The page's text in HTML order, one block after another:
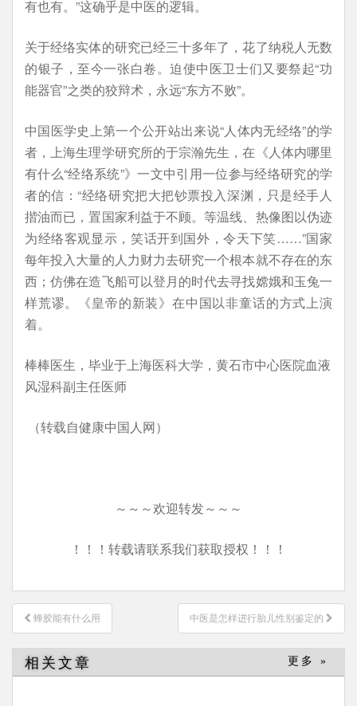
有也有。”这确乎是中医的逻辑。
关于经络实体的研究已经三十多年了，花了纳税人无数
的银子，至今一张白卷。迫使中医卫士们又要祭起“功
能器官”之类的狡辩术，永远“东方不败”。
中国医学史上第一个公开站出来说“人体内无经络”的学
者，上海生理学研究所的于宗瀚先生，在《人体内哪里
有什么“经络系统”》一文中引用一位参与经络研究的学
者的信：“经络研究把大把钞票投入深渊，只是经手人
揩油而已，置国家利益于不顾。等温线、热像图以伪迹
为经络客观显示，笑话开到国外，令天下笑……”国家
每年投入大量的人力财力去研究一个根本就不存在的东
西；仿佛在造飞船可以登月的时代去寻找嫦娥和玉兔一
样荒谬。《皇帝的新装》在中国以非童话的方式上演
着。
棒棒医生，毕业于上海医科大学，黄石市中心医院血液
风湿科副主任医师
（转载自健康中国人网）
～～～欢迎转发～～～
！！！转载请联系我们获取授权！！！
文
章
导
航
蜂胶能有什么用 中医是怎样进行胎儿性别鉴定的
相关文章 更多 »